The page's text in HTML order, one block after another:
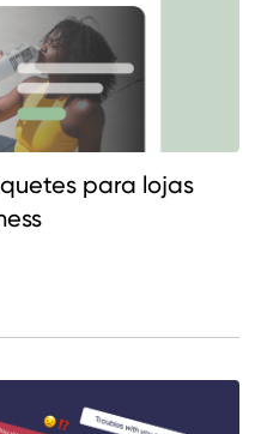
para lojas